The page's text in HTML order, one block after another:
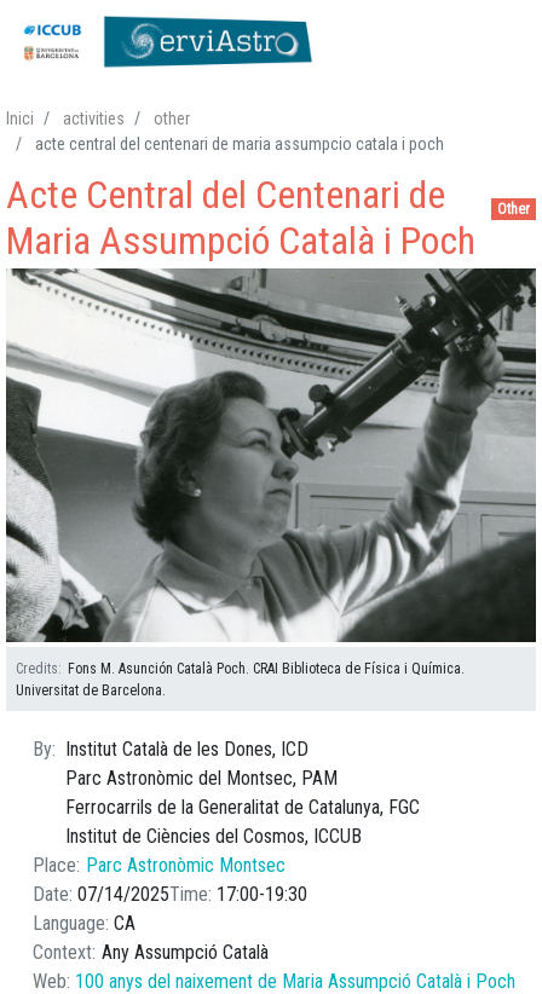
to
content
Inici activities
other
acte central del centenari de maria assumpcio catala i poch
Other
Acte Central del Centenari de
Maria Assumpció Català i Poch
Credits
Fons M. Asunción Català Poch. CRAI Biblioteca de Física i Química.
Universitat de Barcelona.
By
Institut Català de les Dones, ICD
Parc Astronòmic del Montsec, PAM
Ferrocarrils de la Generalitat de Catalunya, FGC
Institut de Ciències del Cosmos, ICCUB
Place Parc Astronòmic Montsec
Date 07/14/2025Time 17:00 19:30
Language CA
Context Any Assumpció Català
Web 100 anys del naixement de Maria Assumpció Català i Poch